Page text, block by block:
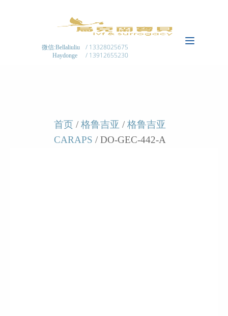
微信:Bellaliuliu
Haydonge
/ 13328025675
/ 13912655230
首页 / 格鲁吉亚 / 格鲁吉亚
CARAPS / DO-GEC-442-A